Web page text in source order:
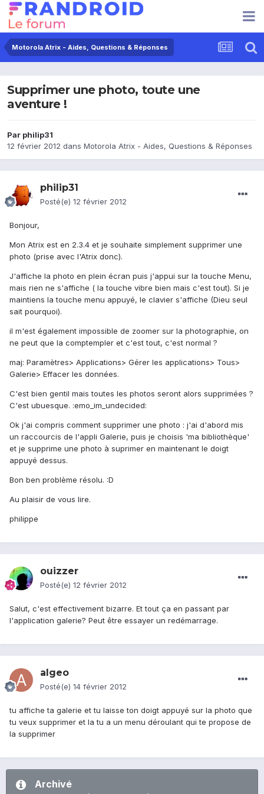
Motorola Atrix - Aides, Questions & Réponses
Supprimer une photo, toute une
aventure !
Par philip31
12 février 2012 dans Motorola Atrix - Aides, Questions & Réponses
philip31
Posté(e) 12 février 2012
Bonjour,
Mon Atrix est en 2.3.4 et je souhaite simplement supprimer une
photo (prise avec l'Atrix donc).
J'affiche la photo en plein écran puis j'appui sur la touche Menu,
mais rien ne s'affiche ( la touche vibre bien mais c'est tout). Si je
maintiens la touche menu appuyé, le clavier s'affiche (Dieu seul
sait pourquoi).
il m'est également impossible de zoomer sur la photographie, on
ne peut que la comptempler et c'est tout, c'est normal ?
maj: Paramètres> Applications> Gérer les applications> Tous>
Galerie> Effacer les données.
C'est bien gentil mais toutes les photos seront alors supprimées ?
C'est ubuesque. :emo_im_undecided:
Ok j'ai compris comment supprimer une photo : j'ai d'abord mis
un raccourcis de l'appli Galerie, puis je choisis 'ma bibliothèque'
et je supprime une photo à suprimer en maintenant le doigt
appuyé dessus.
Bon ben problème résolu. :D
Au plaisir de vous lire.
philippe
ouizzer
Posté(e) 12 février 2012
Salut, c'est effectivement bizarre. Et tout ça en passant par
l'application galerie? Peut être essayer un redémarrage.
algeo
Posté(e) 14 février 2012
tu affiche ta galerie et tu laisse ton doigt appuyé sur la photo que
tu veux supprimer et la tu a un menu déroulant qui te propose de
la supprimer
Archivé